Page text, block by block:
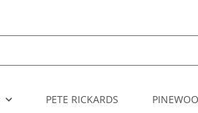
PETE RICKARDS